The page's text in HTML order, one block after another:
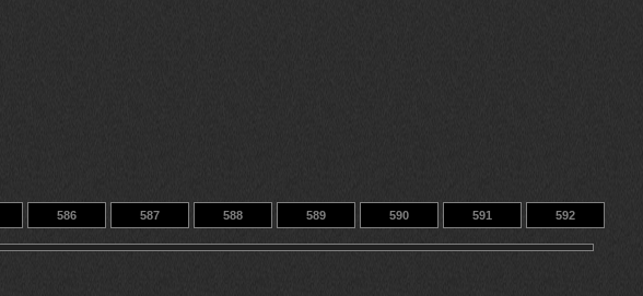
586 587 588 589 590 591 592
14 23388